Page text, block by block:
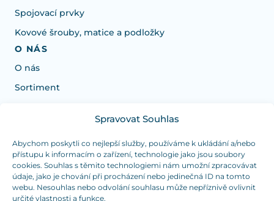
Spravovat Souhlas
Abychom poskytli co nejlepší služby, používáme k ukládání a/nebo
přístupu k informacím o zařízení, technologie jako jsou soubory
cookies. Souhlas s těmito technologiemi nám umožní zpracovávat
údaje, jako je chování při procházení nebo jedinečná ID na tomto
webu. Nesouhlas nebo odvolání souhlasu může nepříznivě ovlivnit
určité vlastnosti a funkce.
Spojovací prvky
Kovové šrouby, matice a podložky
O NÁS
O nás
Sortiment
Potrebujete poradiť s výberom?
Sme tu pre vás Pondelok-Štvrtok od: 7:30 - 15:30 hod
a Piatok od 7:30 - 14:30 hod
duranplast@duranplast.sk +421 0905 780 862